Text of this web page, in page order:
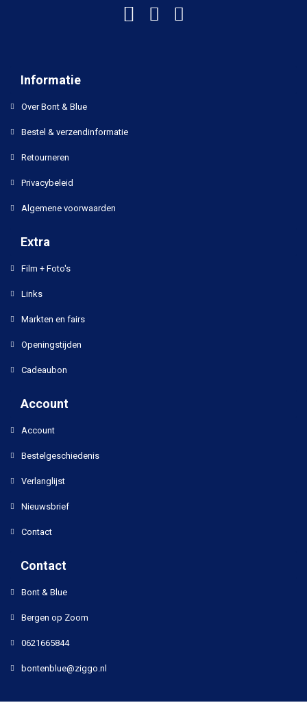
Informatie
Over Bont & Blue
Bestel & verzendinformatie
Retourneren
Privacybeleid
Algemene voorwaarden
Extra
Film + Foto's
Links
Markten en fairs
Openingstijden
Cadeaubon
Account
Account
Bestelgeschiedenis
Verlanglijst
Nieuwsbrief
Contact
Contact
Bont & Blue
Bergen op Zoom
0621665844
bontenblue@ziggo.nl